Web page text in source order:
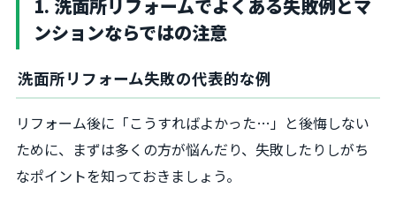
1. 洗面所リフォームでよくある失敗例とマ
ンションならではの注意
洗面所リフォーム失敗の代表的な例
リフォーム後に「こうすればよかった…」と後悔しない
ために、まずは多くの方が悩んだり、失敗したりしがち
なポイントを知っておきましょう。